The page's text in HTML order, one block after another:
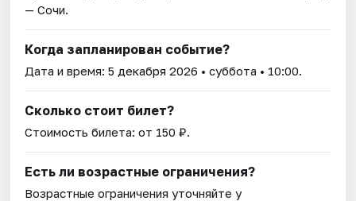
— Сочи.
Когда запланирован событие?
Дата и время:5 декабря 2026 • суббота • 10:00.
Сколько стоит билет?
Стоимость билета: от 150 ₽.
Есть ли возрастные ограничения?
Возрастные ограничения уточняйте у